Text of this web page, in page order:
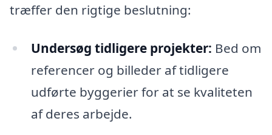
træffer den rigtige beslutning:
Undersøg tidligere projekter: Bed om
referencer og billeder af tidligere
udførte byggerier for at se kvaliteten
af deres arbejde.